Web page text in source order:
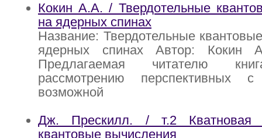
Кокин А.А. / Твердотельные
на ядерных спинах
Название: Твердотельные
ядерных спинах Автор: Кокин
Предлагаемая читателю
рассмотрению перспективных
возможной
Дж. Прескилл. / т.2 Кватновая
квантовые вычисления